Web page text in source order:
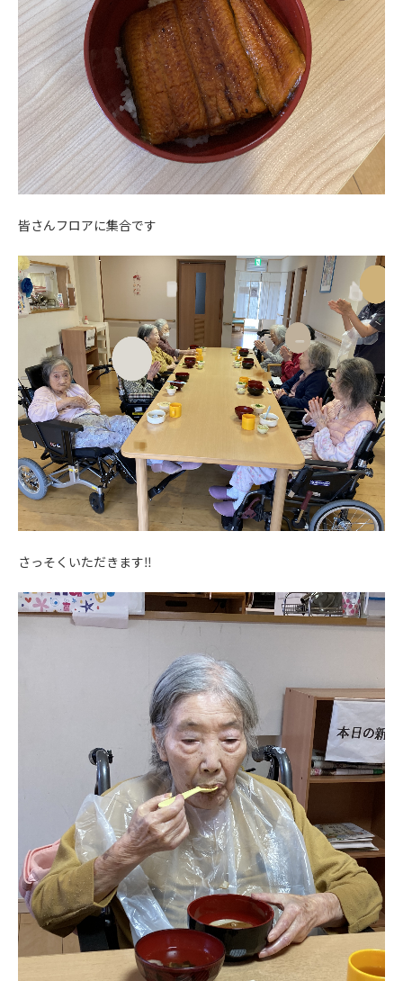
皆さんフロアに集合です
さっそくいただきます‼︎